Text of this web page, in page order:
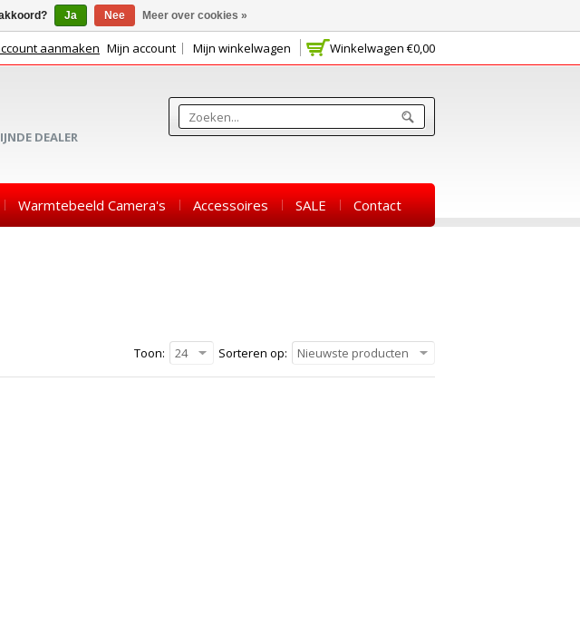
Winkelwagen €0,00
aanmaken Mijn account Mijn winkelwagen
DEALER
Warmtebeeld Camera's Accessoires SALE Contact
Sorteren op: Nieuwste producten
Toon: 24
Ja Nee Meer over cookies »